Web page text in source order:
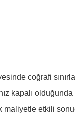
coğrafi
kapalı
etkili